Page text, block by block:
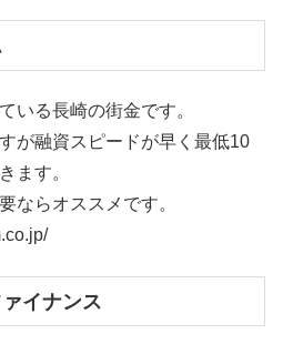
いる長崎の街金です。
が融資スピードが早く最低10
ます。
ならオススメです。
イナンス